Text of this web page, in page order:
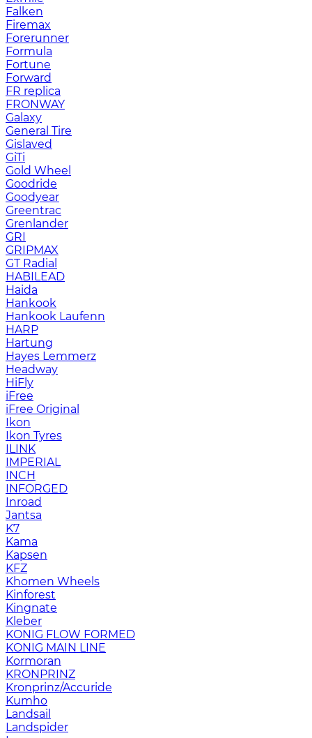
Falken
Firemax
Forerunner
Formula
Fortune
Forward
FR replica
FRONWAY
Galaxy
General Tire
Gislaved
GiTi
Gold Wheel
Goodride
Goodyear
Greentrac
Grenlander
GRI
GRIPMAX
GT Radial
HABILEAD
Haida
Hankook
Hankook Laufenn
HARP
Hartung
Hayes Lemmerz
Headway
HiFly
iFree
iFree Original
Ikon
Ikon Tyres
ILINK
IMPERIAL
INCH
INFORGED
Inroad
Jantsa
K7
Kama
Kapsen
KFZ
Khomen Wheels
Kinforest
Kingnate
Kleber
KONIG FLOW FORMED
KONIG MAIN LINE
Kormoran
KRONPRINZ
Kronprinz/Accuride
Kumho
Landsail
Landspider